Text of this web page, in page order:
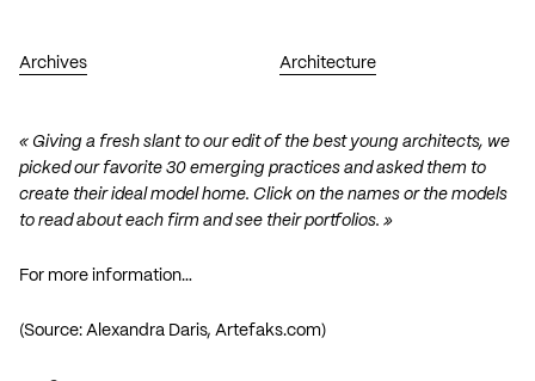
Archives Architecture
« Giving a fresh slant to our edit of the best young architects, we
picked our favorite 30 emerging practices and asked them to
create their ideal model home. Click on the names or the models
to read about each firm and see their portfolios. »
For more information…
(Source: Alexandra Daris, Artefaks.com)